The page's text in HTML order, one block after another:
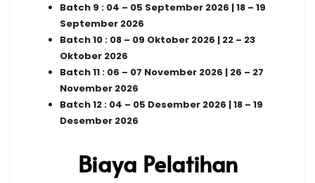
Batch 9 : 04 – 05 September 2026 | 18 – 19
September 2026
Batch 10 : 08 – 09 Oktober 2026 | 22 – 23
Oktober 2026
Batch 11 : 06 – 07 November 2026 | 26 – 27
November 2026
Batch 12 : 04 – 05 Desember 2026 | 18 – 19
Desember 2026
Biaya Pelatihan